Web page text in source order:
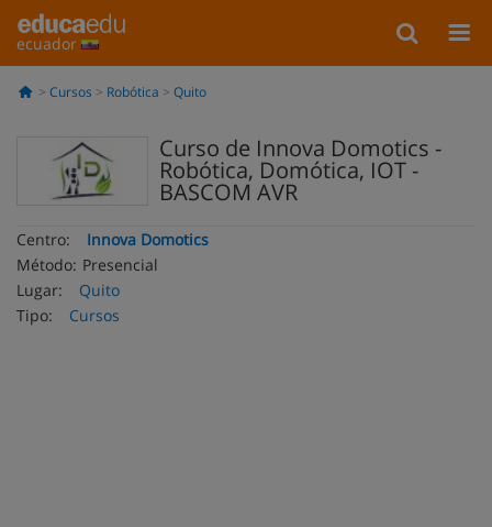
ecuador
Cursos Robótica Quito
Curso de Innova Domotics -
Robótica, Domótica, IOT -
BASCOM AVR
Centro:
Innova Domotics
Método: Presencial
Lugar:
Quito
Tipo:
Cursos